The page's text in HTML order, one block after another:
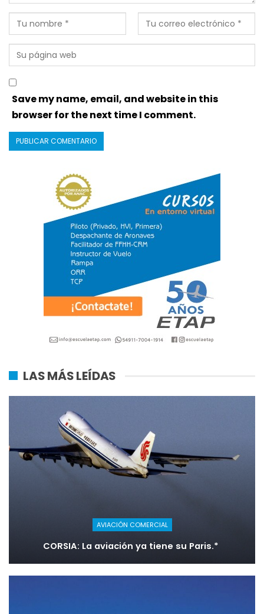
Save my name, email, and website in this
browser for the next time I comment.
LAS MÁS LEÍDAS
AVIACIÓN COMERCIAL
CORSIA: La aviación ya tiene su Paris.*